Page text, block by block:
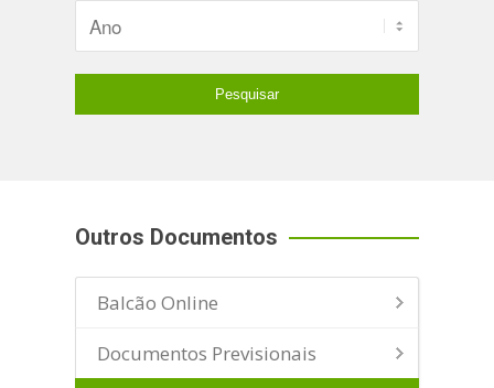
Outros Documentos
Balcão Online
Documentos Previsionais